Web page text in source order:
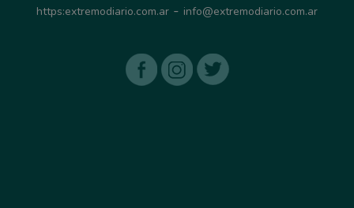
https:extremodiario.com.ar - info@extremodiario.com.ar